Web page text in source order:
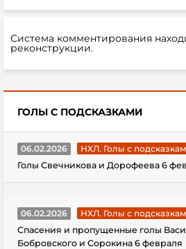
Система комментирования
реконструкции.
ГОЛЫ С ПОДСКАЗКАМИ
06.02.2026
НХЛ. Голы с
Голы Свечникова и Дорофеева 6
06.02.2026
НХЛ. Голы с
Спасения и пропущенные голы
Бобровского и Сорокина 6 февраля